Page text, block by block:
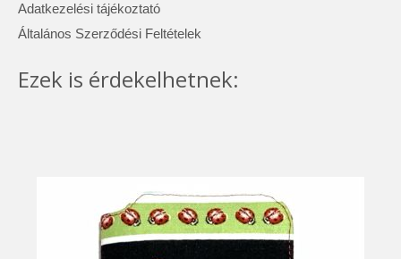
Adatkezelési tájékoztató
Általános Szerződési Feltételek
Ezek is érdekelhetnek: